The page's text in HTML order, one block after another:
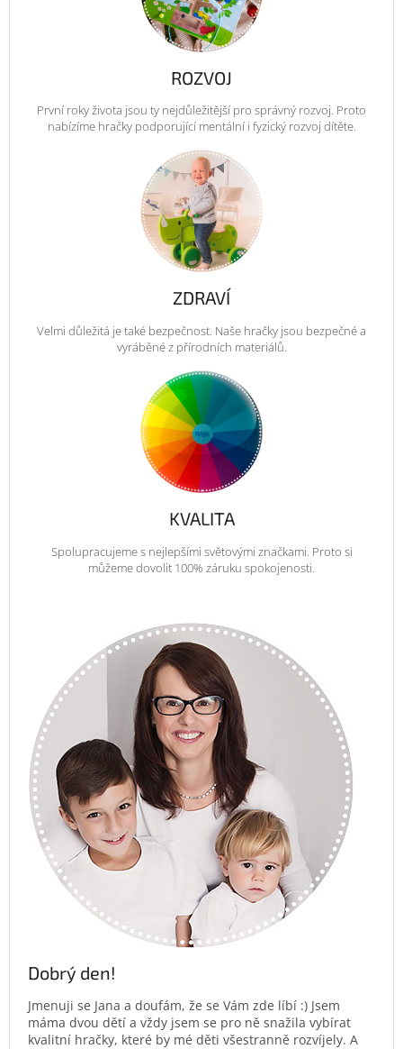
ROZVOJ
První roky života jsou ty nejdůležitější pro správný rozvoj. Proto
nabízíme hračky podporující mentální i fyzický rozvoj dítěte.
ZDRAVÍ
Velmi důležitá je také bezpečnost. Naše hračky jsou bezpečné a
vyráběné z přírodních materiálů.
KVALITA
Spolupracujeme s nejlepšími světovými značkami. Proto si
můžeme dovolit 100% záruku spokojenosti.
Dobrý den!
Jmenuji se Jana a doufám, že se Vám zde líbí :) Jsem
máma dvou dětí a vždy jsem se pro ně snažila vybírat
kvalitní hračky, které by mé děti všestranně rozvíjely. A